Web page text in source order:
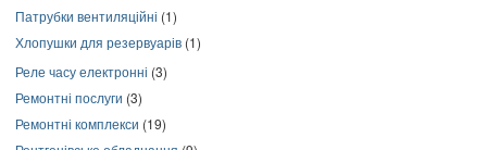
Патрубки вентиляційні (1)
Хлопушки для резервуарів (1)
Реле часу електронні (3)
Ремонтні послуги (3)
Ремонтні комплекси (19)